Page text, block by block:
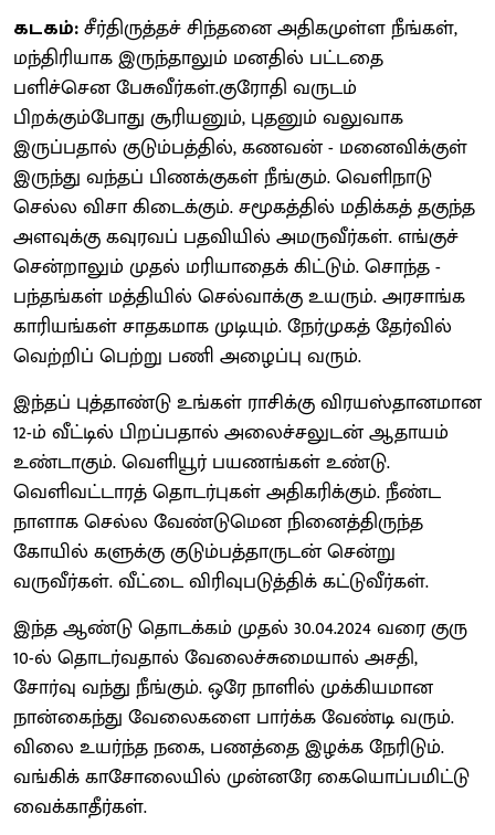
கடகம்:சீர்திருத்தச் சிந்தனை அதிகமுள்ள நீங்கள்,
மந்திரியாக இருந்தாலும் மனதில் பட்டதை
பளிச்சென பேசுவீர்கள்.குரோதி வருடம்
பிறக்கும்போது சூரியனும், புதனும் வலுவாக
இருப்பதால் குடும்பத்தில், கணவன் - மனைவிக்குள்
இருந்து வந்தப் பிணக்குகள் நீங்கும். வெளிநாடு
செல்ல விசா கிடைக்கும். சமூகத்தில் மதிக்கத் தகுந்த
அளவுக்கு கவுரவப் பதவியில் அமருவீர்கள். எங்குச்
சென்றாலும் முதல் மரியாதைக் கிட்டும். சொந்த -
பந்தங்கள் மத்தியில் செல்வாக்கு உயரும். அரசாங்க
காரியங்கள் சாதகமாக முடியும். நேர்முகத் தேர்வில்
வெற்றிப் பெற்று பணி அழைப்பு வரும்.
இந்தப் புத்தாண்டு உங்கள் ராசிக்கு விரயஸ்தானமான
12-ம் வீட்டில் பிறப்பதால் அலைச்சலுடன் ஆதாயம்
உண்டாகும். வெளியூர் பயணங்கள் உண்டு.
வெளிவட்டாரத் தொடர்புகள் அதிகரிக்கும். நீண்ட
நாளாக செல்ல வேண்டுமென நினைத்திருந்த
கோயில் களுக்கு குடும்பத்தாருடன் சென்று
வருவீர்கள். வீட்டை விரிவுபடுத்திக் கட்டுவீர்கள்.
இந்த ஆண்டு தொடக்கம் முதல் 30.04.2024 வரை குரு
10-ல் தொடர்வதால் வேலைச்சுமையால் அசதி,
சோர்வு வந்து நீங்கும். ஒரே நாளில் முக்கியமான
நான்கைந்து வேலைகளை பார்க்க வேண்டி வரும்.
விலை உயர்ந்த நகை, பணத்தை இழக்க நேரிடும்.
வங்கிக் காசோலையில் முன்னரே கையொப்பமிட்டு
வைக்காதீர்கள்.